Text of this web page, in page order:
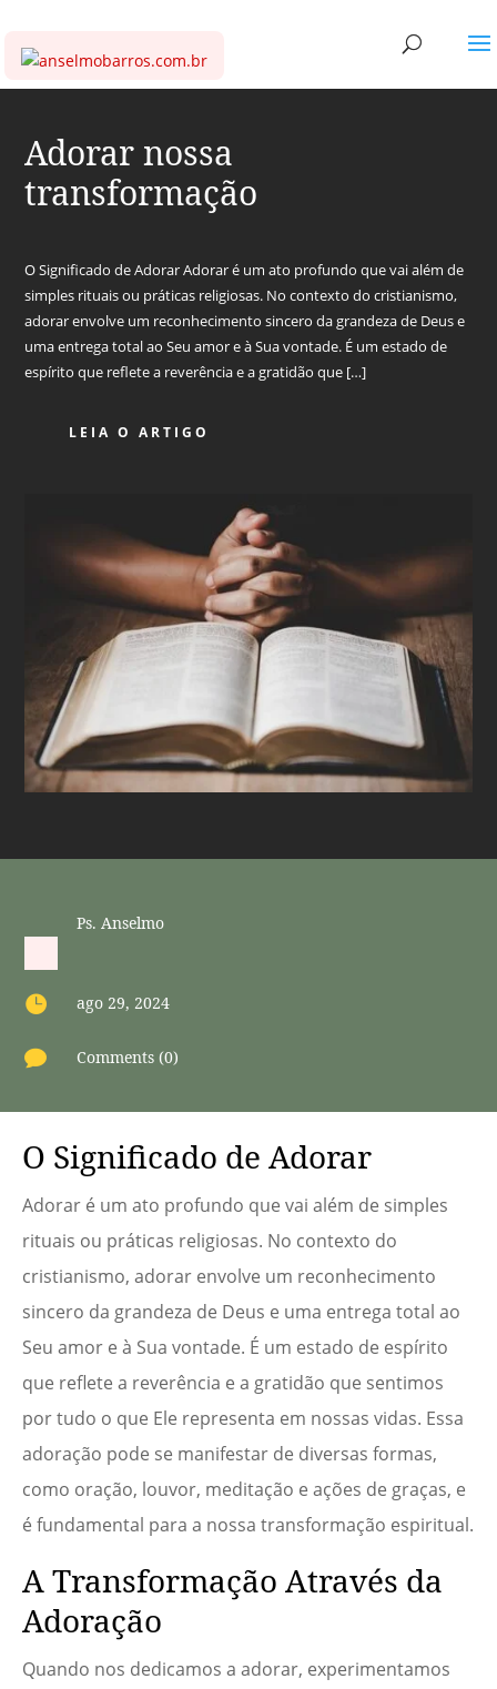
Adorar nossa
transformação
O Significado de Adorar Adorar é um ato profundo que vai além de
simples rituais ou práticas religiosas. No contexto do cristianismo,
adorar envolve um reconhecimento sincero da grandeza de Deus e
uma entrega total ao Seu amor e à Sua vontade. É um estado de
espírito que reflete a reverência e a gratidão que […]
LEIA O ARTIGO
Ps. Anselmo
 ago 29, 2024
 Comments (0)
O Significado de Adorar
Adorar é um ato profundo que vai além de simples
rituais ou práticas religiosas. No contexto do
cristianismo, adorar envolve um reconhecimento
sincero da grandeza de Deus e uma entrega total ao
Seu amor e à Sua vontade. É um estado de espírito
que reflete a reverência e a gratidão que sentimos
por tudo o que Ele representa em nossas vidas. Essa
adoração pode se manifestar de diversas formas,
como oração, louvor, meditação e ações de graças, e
é fundamental para a nossa transformação espiritual.
A Transformação Através da
Adoração
Quando nos dedicamos a adorar, experimentamos